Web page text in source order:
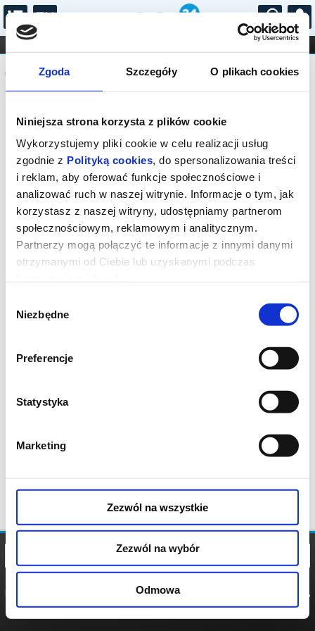
Zgoda Szczegóły O plikach cookies
Niniejsza strona korzysta z plików cookie
Wykorzystujemy pliki cookie w celu realizacji usług
zgodnie z Polityką cookies, do spersonalizowania treści
i reklam, aby oferować funkcje społecznościowe i
analizować ruch w naszej witrynie. Informacje o tym, jak
korzystasz z naszej witryny, udostępniamy partnerom
społecznościowym, reklamowym i analitycznym.
Partnerzy mogą połączyć te informacje z innymi danymi
otrzymanymi od Ciebie lub uzyskanymi podczas
zgody
Niezbędne
Preferencje
Statystyka
Marketing
Zezwól na wszystkie
Zezwól na wybór
Odmowa
...
FILHARMONIA OPERA I BALET
STAND-UP
DLA DZIECI
Komunikat
Sprzedaż on-line została zakończona,
sprawdź dostępność biletów w kasie.
POLITYKA
POLITYKA